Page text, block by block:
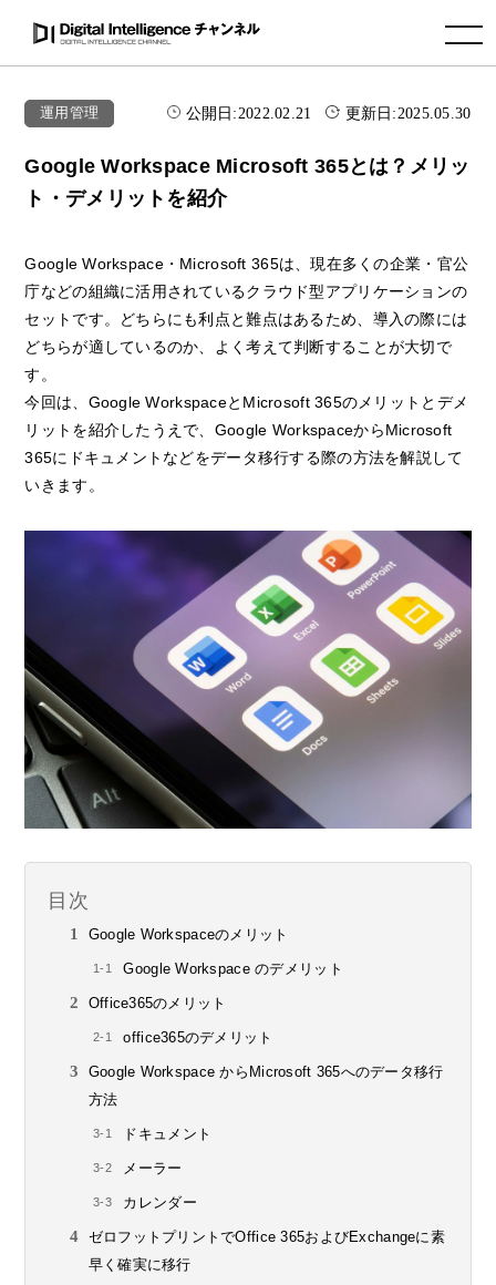
toggle navigation
運用管理 公開日:2022.02.21 更新日:2025.05.30
Google Workspace Microsoft 365とは？メリッ
ト・デメリットを紹介
Google Workspace・Microsoft 365は、現在多くの企業・官公
庁などの組織に活用されているクラウド型アプリケーションの
セットです。どちらにも利点と難点はあるため、導入の際には
どちらが適しているのか、よく考えて判断することが大切で
す。
今回は、Google WorkspaceとMicrosoft 365のメリットとデメ
リットを紹介したうえで、Google WorkspaceからMicrosoft
365にドキュメントなどをデータ移行する際の方法を解説して
いきます。
目次
Google Workspaceのメリット
Google Workspace のデメリット
Office365のメリット
office365のデメリット
Google Workspace からMicrosoft 365へのデータ移行
方法
ドキュメント
メーラー
カレンダー
ゼロフットプリントでOffice 365およびExchangeに素
早く確実に移行